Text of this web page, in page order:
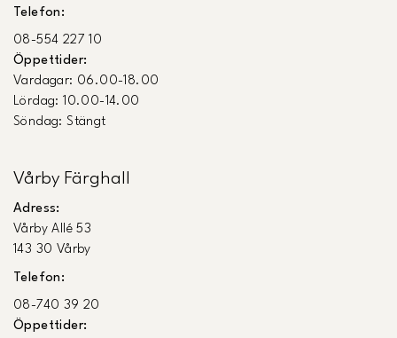
Telefon:
08-554 227 10
Öppettider:
Vardagar: 06.00-18.00
Lördag: 10.00-14.00
Söndag: Stängt
Vårby Färghall
Adress:
Vårby Allé 53
143 30 Vårby
Telefon:
08-740 39 20
Öppettider: